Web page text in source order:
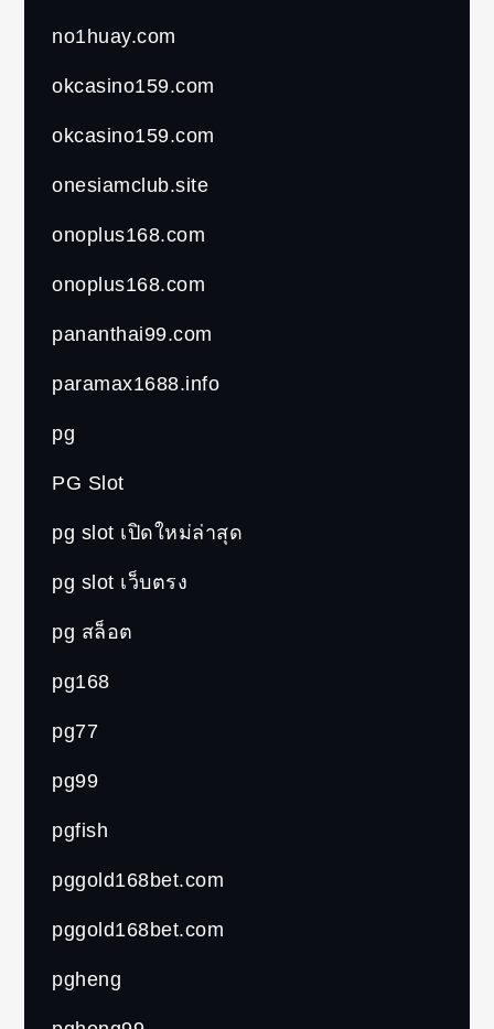
no1huay.com
okcasino159.com
okcasino159.com
onesiamclub.site
onoplus168.com
onoplus168.com
pananthai99.com
paramax1688.info
pg
PG Slot
pg slot เปิดใหม่ล่าสุด
pg slot เว็บตรง
pg สล็อต
pg168
pg77
pg99
pgfish
pggold168bet.com
pggold168bet.com
pgheng